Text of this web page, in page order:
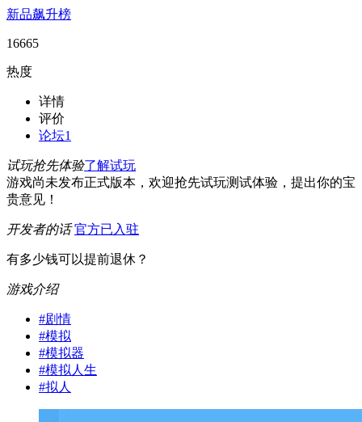
新品飙升榜
16665
热度
详情
评价
论坛1
试玩抢先体验了解试玩
游戏尚未发布正式版本，欢迎抢先试玩测试体验，提出你的宝
贵意见！
开发者的话 官方已入驻
有多少钱可以提前退休？
游戏介绍
#剧情
#模拟
#模拟器
#模拟人生
#拟人